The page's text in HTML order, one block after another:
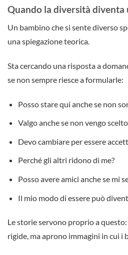
Quando la diversità diventa
Un bambino che si sente diverso
una spiegazione teorica.
Sta cercando una risposta a
se non sempre riesce a formularle:
Posso stare qui anche se non
Valgo anche se non vengo
Devo cambiare per essere
Perché gli altri ridono di me?
Posso avere amici anche se mi
Il mio modo di essere può
Le storie servono proprio a
rigide, ma aprono immagini in cui i